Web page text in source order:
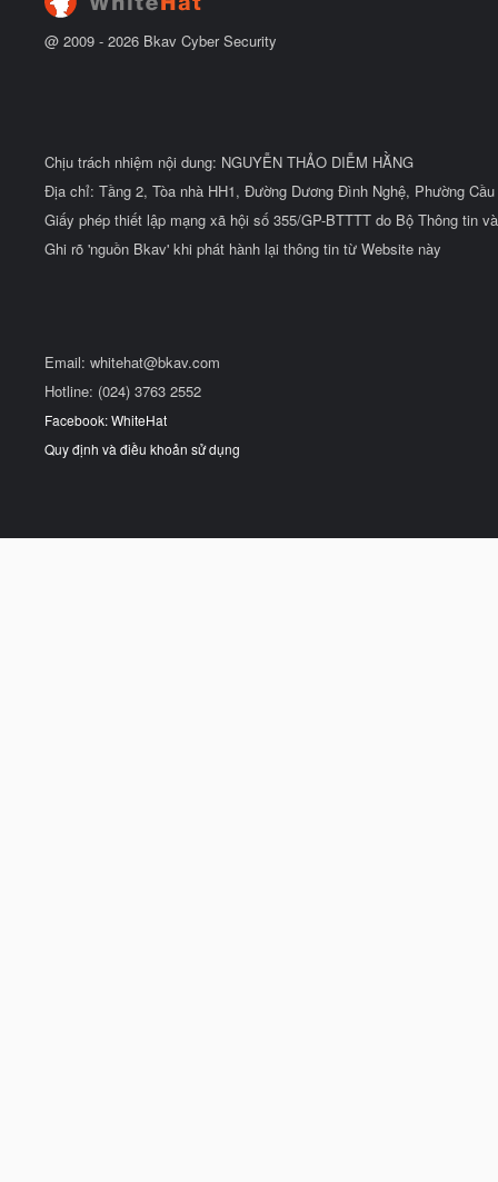
@ 2009 - 2026 Bkav Cyber Security
Chịu trách nhiệm nội dung: NGUYỄN THẢO DIỄM HẰNG
Địa chỉ: Tầng 2, Tòa nhà HH1, Đường Dương Đình Nghệ, Phường
Giấy phép thiết lập mạng xã hội số 355/GP-BTTTT do Bộ Thông tin
Ghi rõ 'nguồn Bkav' khi phát hành lại thông tin từ Website này
Email: whitehat@bkav.com
Hotline: (024) 3763 2552
Facebook: WhiteHat
Quy định và điều khoản sử dụng